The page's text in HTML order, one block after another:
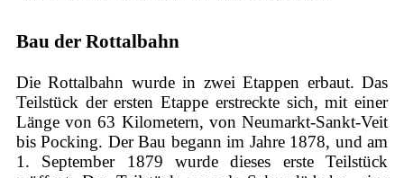
Bau der Rottalbahn
Die Rottalbahn wurde in zwei Etappen erbaut. Das
Teilstück der ersten Etappe erstreckte sich, mit einer
Länge von 63 Kilometern, von Neumarkt-Sankt-Veit
bis Pocking. Der Bau begann im Jahre 1878, und am
1. September 1879 wurde dieses erste Teilstück